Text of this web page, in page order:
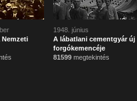
Nemzeti
1948. június
A lábatlani cementgyár új
forgókemencéje
81599megtekintés